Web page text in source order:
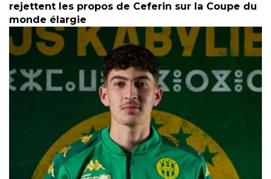
rejettent les propos de Ceferin sur la Coupe du
monde élargie